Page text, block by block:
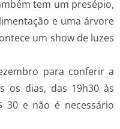
tem um presépio,
e uma árvore
um show de luzes
para conferir a
os dias, das 19h30 às
30 e não é necessário